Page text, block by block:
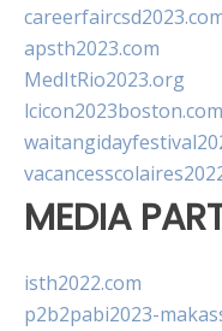
apsth2023.com
MedItRio2023.org
lcicon2023boston.com
MEDIA
isth2022.com
p2b2pabi2023-